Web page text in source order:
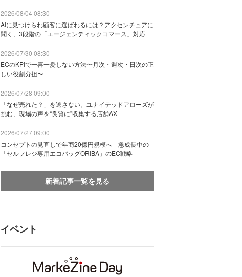
2026/08/04 08:30
AIに見つけられ顧客に選ばれるには？アクセンチュアに
聞く、3段階の「エージェンティックコマース」対応
2026/07/30 08:30
ECのKPIで一喜一憂しない方法〜月次・週次・日次の正
しい役割分担〜
2026/07/28 09:00
「なぜ売れた？」を逃さない。ユナイテッドアローズが
挑む、現場の声を“良質に”収集する店舗AX
2026/07/27 09:00
コンセプトの見直しで年商20億円規模へ 急成長中の
「セルフレジ専用エコバッグORIBA」のEC戦略
新着記事一覧を見る
イベント